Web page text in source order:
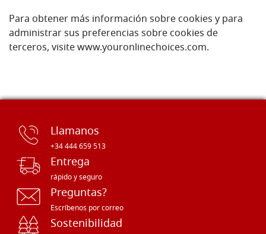
Para obtener más información sobre cookies y para
administrar sus preferencias sobre cookies de
terceros, visite www.youronlinechoices.com.
Llamanos
+34 444 659 513
Entrega
rápido y seguro
Preguntas?
Escríbenos por correo
Sostenibilidad